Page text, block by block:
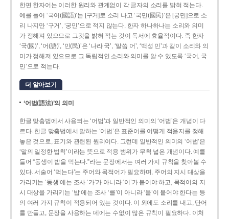
한편 한자어는 이러한 원리와 관계없이 각 글자의 소리를 밝혀 적는다.
예를 들어 ‘국어(國語)’는 [구거]로 소리 나고 ‘국민(國民)’은 [궁민]으로 소
리 나지만 ‘구거’, ‘궁민’으로 적지 않는다. 한자 하나하나는 소리와 의미
가 정해져 있으므로 그것을 밝혀 적는 것이 독서에 효율적이다. 즉 한자
‘국(國)’, ‘어(語)’, ‘민(民)’은 ‘나라 국’, ‘말씀 어’, ‘백성 민’과 같이 소리와 의
미가 정해져 있으므로 그 독립적인 소리와 의미를 알 수 있도록 ‘국어, 국
민’으로 적는다.
더 알아보기
‘어법(語法)’의 의미
한글 맞춤법에서 사용되는 ‘어법’과 일반적인 의미의 ‘어법’은 개념이 다
르다. 한글 맞춤법에서 말하는 ‘어법’은 표준어를 어떻게 적을지를 정해
놓은 것으로, 표기와 관련된 원리이다. 그런데 일반적인 의미의 ‘어법’은
‘말의 일정한 법칙’이라는 뜻으로 적용 범위가 무척 넓은 개념이다. 예를
들어 “동생이 밥을 먹는다.”라는 문장에서는 여러 가지 규칙을 찾아볼 수
있다. 서술어 ‘먹는다’는 주어와 목적어가 필요하며, 주어의 지시 대상을
가리키는 ‘동생’에는 조사 ‘가’가 아니라 ‘이’가 붙어야 하고, 목적어의 지
시 대상을 가리키는 ‘밥’에는 조사 ‘를’이 아니라 ‘을’이 붙어야 한다는 등
의 여러 가지 규칙이 적용되어 있는 것이다. 이 외에도 소리를 내고, 단어
를 만들고, 문장을 사용하는 데에는 수없이 많은 규칙이 필요하다. 이처